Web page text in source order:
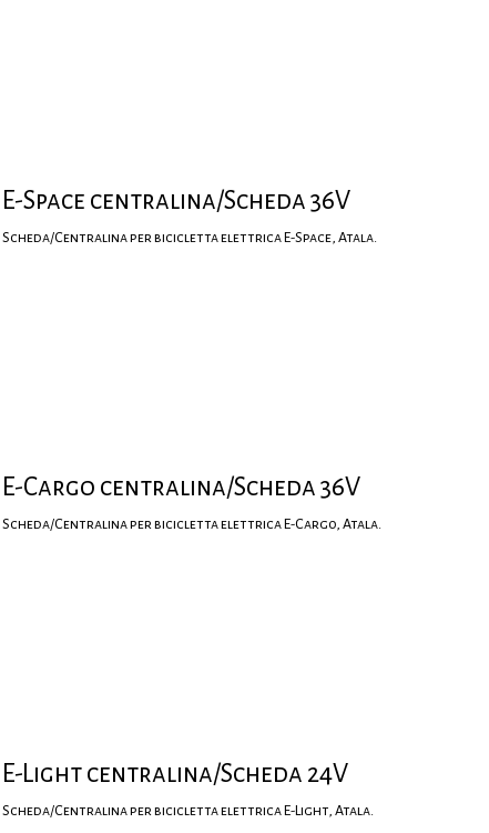
E-Space centralina/Scheda 36V
Scheda/Centralina per bicicletta elettrica E-Space, Atala.
E-Cargo centralina/Scheda 36V
Scheda/Centralina per bicicletta elettrica E-Cargo, Atala.
E-Light centralina/Scheda 24V
Scheda/Centralina per bicicletta elettrica E-Light, Atala.